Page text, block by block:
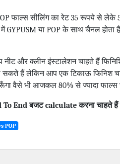
फाल्स सीलिंग का रेट 35 रूपये से
या POP के साथ चैनल होता
और क्लीन इंस्टालेशन चाहते हैं
सकते हैं लेकिन आप एक टिकाऊ फिनिश
वैसे भी आजकल 80% से ज्यादा फाल्स
End बजट calculate करना चाहते
POP